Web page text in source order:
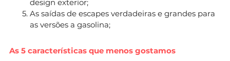
design exterior;
As saídas de escapes verdadeiras e grandes para
as versões a gasolina;
As 5 características que menos gostamos